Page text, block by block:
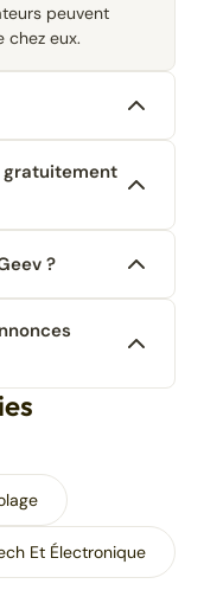
peuvent
chez eux.
?
Et Électronique